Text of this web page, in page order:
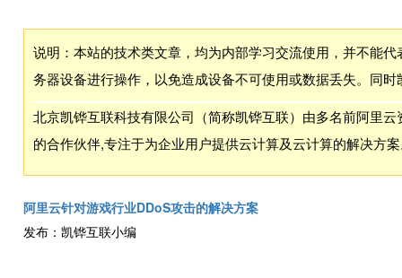
说明：本站的技术类文章，均为内部学习交流使用，并不能
务器设备进行操作，以免造成设备不可使用或数据丢失。同
北京凯铧互联科技有限公司（简称凯铧互联）由多名前阿里
的合作伙伴,专注于为企业用户提供云计算及云计算的解决方
阿里云针对游戏行业DDoS攻击的解决方案
发布：凯铧互联小编